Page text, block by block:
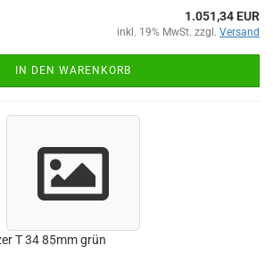
1.051,34 EUR
inkl. 19% MwSt. zzgl. Versand
IN DEN WARENKORB
T 34 85mm grün